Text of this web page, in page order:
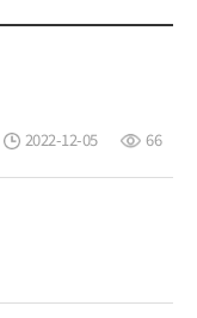
2022-12-05 66